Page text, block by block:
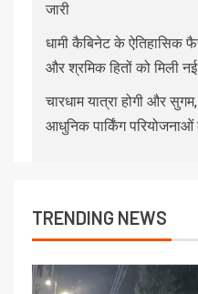
जारी
धामी कैबिनेट के ऐतिहासिक
और श्रमिक हितों को मिली नई
चारधाम यात्रा होगी और
आधुनिक पार्किंग परियोजनाओं
TRENDING NEWS